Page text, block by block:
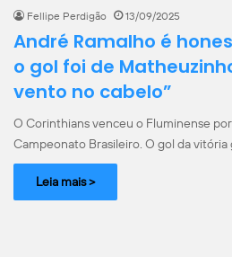
Fellipe Perdigão 13/09/2025
André Ramalho é
o gol foi de
vento no cabelo”
O Corinthians venceu o Fluminense
Campeonato Brasileiro. O gol da vitória
Leia mais >